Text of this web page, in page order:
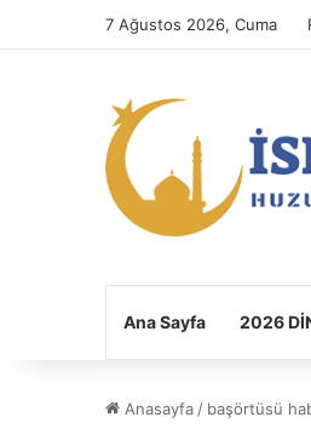
7 Ağustos 2026, Cuma
Ana Sayfa 2026
Anasayfa / başörtüsü